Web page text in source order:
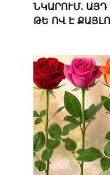
ՆԿԱՐՈՒՄ.
ԹԵ ՈՎ Է